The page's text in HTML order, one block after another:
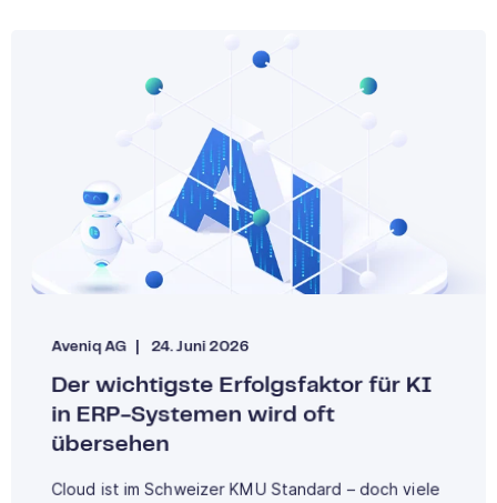
Aveniq AG 24. Juni 2026
Der wichtigste Erfolgsfaktor für KI
in ERP-Systemen wird oft
übersehen
Cloud ist im Schweizer KMU Standard – doch viele